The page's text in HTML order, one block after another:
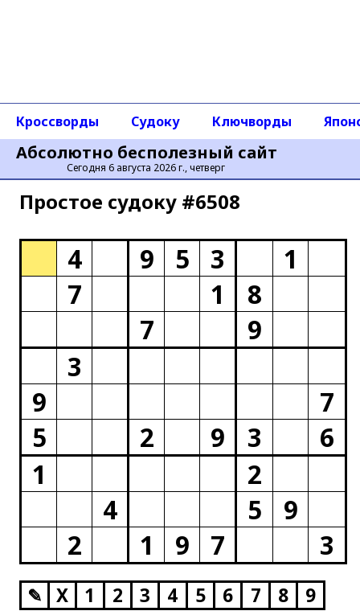
Абсолютно бесполезный сайт
Сегодня 6 августа 2026 г., четверг
Кроссворды Судоку Ключворды
Простое cудоку #6508
4 9 5 3
1
7
1
8
7
9
3
9
7
5
2 9 3
6
1
2
4
5
9
2
1 9 7 3
✎ X 1 2 3 4 5 6 7 8 9